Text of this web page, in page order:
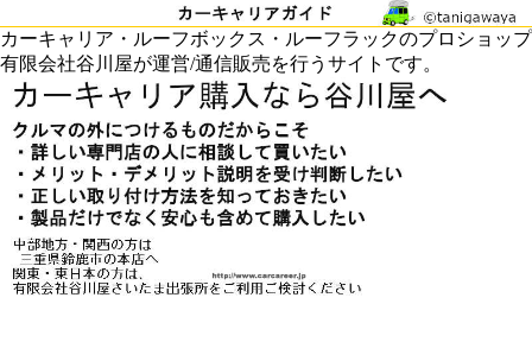
カーキャリア・ルーフボックス・ルーフラックのプロショップ
有限会社谷川屋が運営/通信販売を行うサイトです。